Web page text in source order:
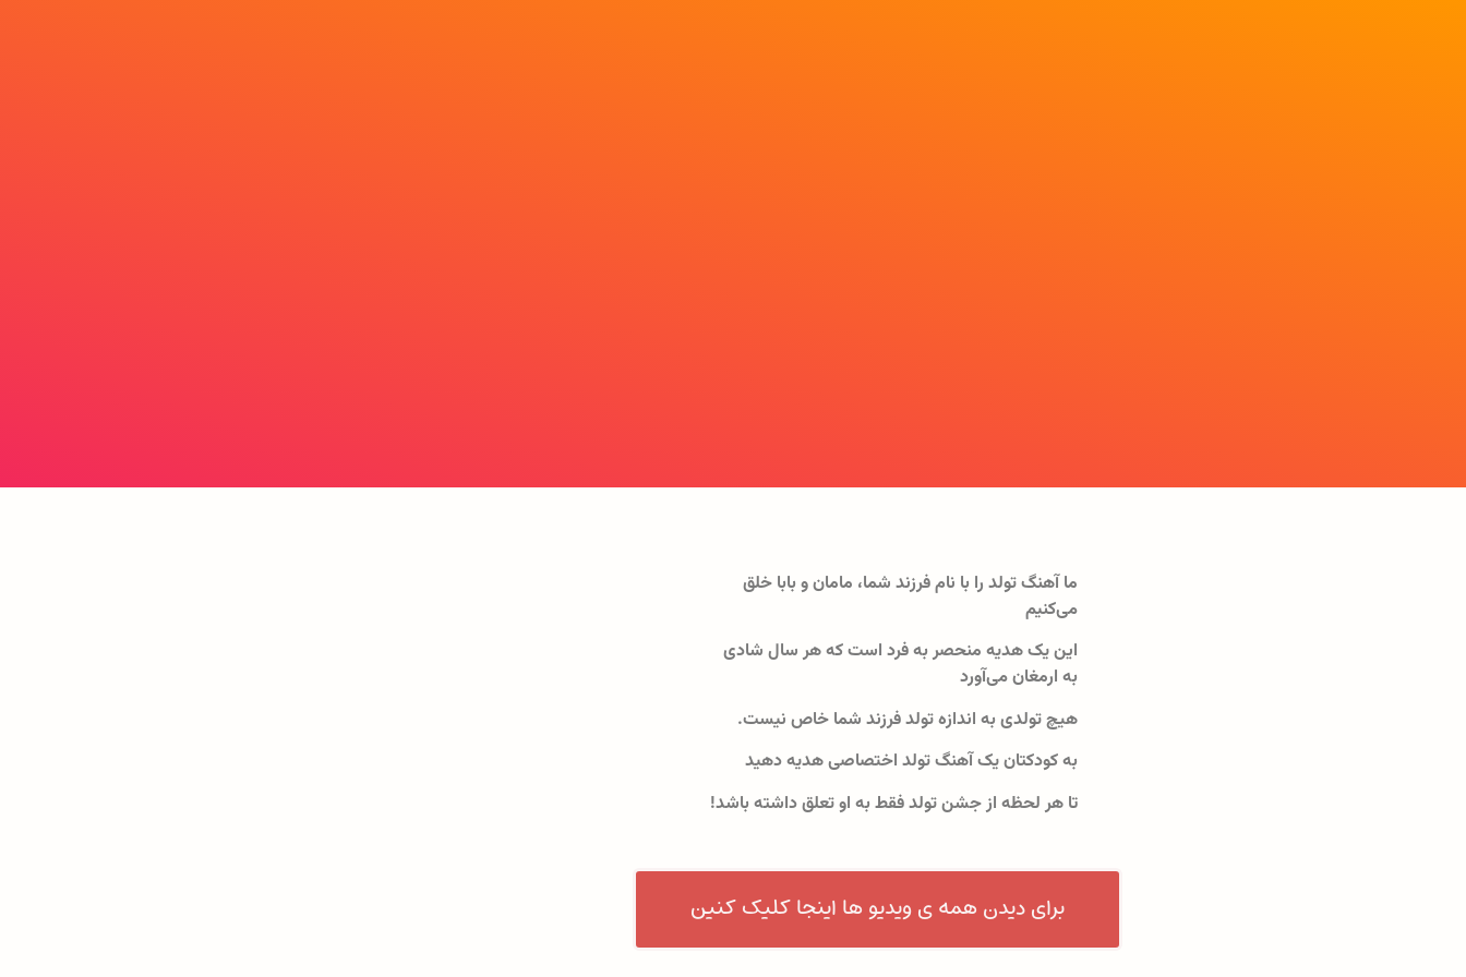
ما آهنگ تولد را با نام فرزند شما، مامان و بابا خلق
می‌کنیم
این یک هدیه منحصر به فرد است که هر سال شادی
به ارمغان می‌آورد
هیچ تولدی به اندازه تولد فرزند شما خاص نیست.
به کودکتان یک آهنگ تولد اختصاصی هدیه دهید
تا هر لحظه از جشن تولد فقط به او تعلق داشته باشد!
برای دیدن همه ی ویدیو ها اینجا کلیک کنین